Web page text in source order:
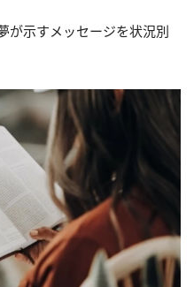
が示すメッセージを状況別